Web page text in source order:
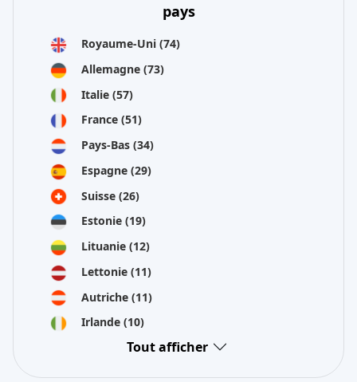
pays
Royaume-Uni (74)
Allemagne (73)
Italie (57)
France (51)
Pays-Bas (34)
Espagne (29)
Suisse (26)
Estonie (19)
Lituanie (12)
Lettonie (11)
Autriche (11)
Irlande (10)
Tout afficher